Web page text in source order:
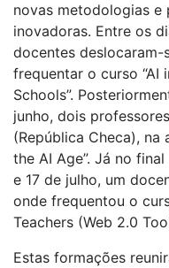
novas metodologias
inovadoras. Entre os
docentes deslocaram-
frequentar o curso “AI
Schools”.
junho, dois
(República Checa), na
the AI Age”. Já no
e 17 de julho, um
onde frequentou o
Teachers (Web 2.0
Estas formações